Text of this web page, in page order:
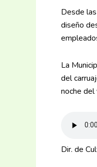
Desde
diseño
La
del
noche del
Dir. de